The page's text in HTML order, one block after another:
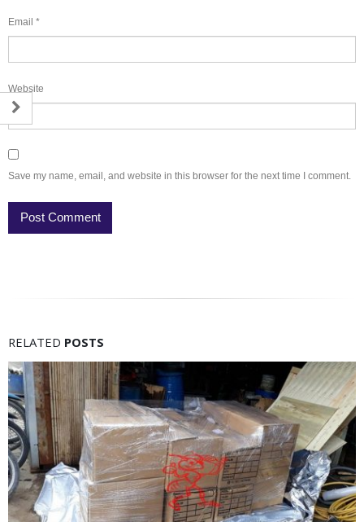
Email *
Website
Save my name, email, and website in this browser for the next time I comment.
RELATED POSTS